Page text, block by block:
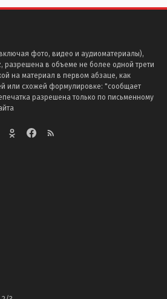
фото, видео и аудиоматериалы),
разрешена в объеме не более одной трети
на материал в первом абзаце, как
или схожей формулировке: "сообщает
разрешена только по письменному